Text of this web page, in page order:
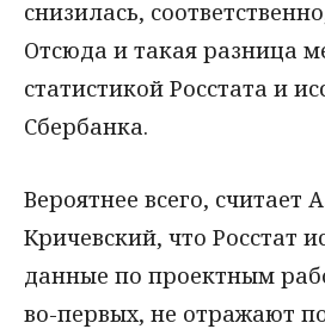
снизилась,
Отсюда и такая разница
статистикой Росстата и
Сбербанка.
Вероятнее всего, считает
Кричевский, что Росстат
данные по проектным
во-первых, не отражают